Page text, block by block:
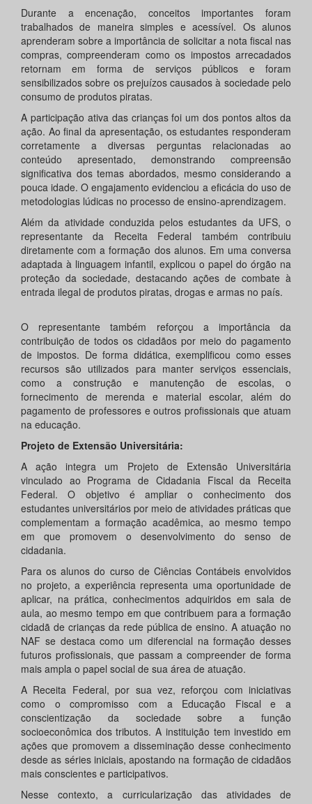
Durante a encenação, conceitos importantes foram
trabalhados de maneira simples e acessível. Os alunos
aprenderam sobre a importância de solicitar a nota fiscal nas
compras, compreenderam como os impostos arrecadados
retornam em forma de serviços públicos e foram
sensibilizados sobre os prejuízos causados à sociedade pelo
consumo de produtos piratas.
A participação ativa das crianças foi um dos pontos altos da
ação. Ao final da apresentação, os estudantes responderam
corretamente a diversas perguntas relacionadas ao
conteúdo apresentado, demonstrando compreensão
significativa dos temas abordados, mesmo considerando a
pouca idade. O engajamento evidenciou a eficácia do uso de
metodologias lúdicas no processo de ensino-aprendizagem.
Além da atividade conduzida pelos estudantes da UFS, o
representante da Receita Federal também contribuiu
diretamente com a formação dos alunos. Em uma conversa
adaptada à linguagem infantil, explicou o papel do órgão na
proteção da sociedade, destacando ações de combate à
entrada ilegal de produtos piratas, drogas e armas no país.
O representante também reforçou a importância da
contribuição de todos os cidadãos por meio do pagamento
de impostos. De forma didática, exemplificou como esses
recursos são utilizados para manter serviços essenciais,
como a construção e manutenção de escolas, o
fornecimento de merenda e material escolar, além do
pagamento de professores e outros profissionais que atuam
na educação.
Projeto de Extensão Universitária:
A ação integra um Projeto de Extensão Universitária
vinculado ao Programa de Cidadania Fiscal da Receita
Federal. O objetivo é ampliar o conhecimento dos
estudantes universitários por meio de atividades práticas que
complementam a formação acadêmica, ao mesmo tempo
em que promovem o desenvolvimento do senso de
cidadania.
Para os alunos do curso de Ciências Contábeis envolvidos
no projeto, a experiência representa uma oportunidade de
aplicar, na prática, conhecimentos adquiridos em sala de
aula, ao mesmo tempo em que contribuem para a formação
cidadã de crianças da rede pública de ensino. A atuação no
NAF se destaca como um diferencial na formação desses
futuros profissionais, que passam a compreender de forma
mais ampla o papel social de sua área de atuação.
A Receita Federal, por sua vez, reforçou com iniciativas
como o compromisso com a Educação Fiscal e a
conscientização da sociedade sobre a função
socioeconômica dos tributos. A instituição tem investido em
ações que promovem a disseminação desse conhecimento
desde as séries iniciais, apostando na formação de cidadãos
mais conscientes e participativos.
Nesse contexto, a curricularização das atividades de